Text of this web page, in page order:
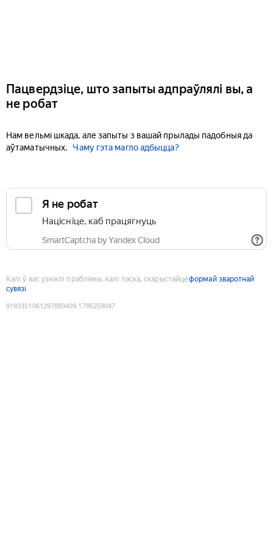
Пацвердзіце, што запыты адпраўлялі вы, а
не робат
Нам вельмі шкада, але запыты з вашай прылады падобныя да
аўтаматычных.
Чаму гэта магло адбыцца?
Я не робат
Націсніце, каб працягнуць
SmartCaptcha by Yandex Cloud
Калі ў вас узніклі праблемы, калі ласка, скарыстайцеформай зваротнай
сувязі
9193351061297880409:1786259047